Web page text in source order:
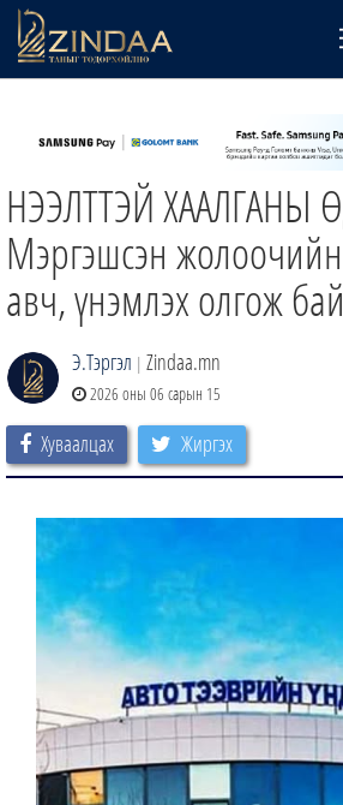
ТВ8
ӨГЛӨӨНИЙ СОНИН
АУДИО ЗОХИОЛ
ЗИНДАА СЭТГҮҮЛ
НЭЭЛТТЭЙ ХААЛГАНЫ
Мэргэшсэн
авч, үнэмлэх олгож
Э.Тэргэл | Zindaa.mn
2026 оны 06 сарын 15
Хуваалцах Жиргэх